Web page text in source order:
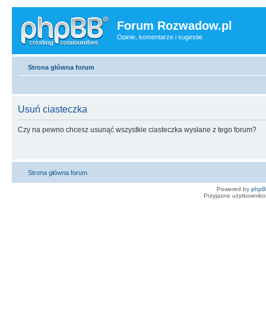
Forum Rozwadow.pl
Opinie, komentarze i sugestie
Strona główna forum
Usuń ciasteczka
Czy na pewno chcesz usunąć wszystkie ciasteczka wysłane z tego forum?
Strona główna forum
Powered by
Przyjazne